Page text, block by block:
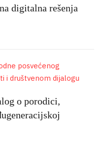
digitalna rešenja
o porodici,